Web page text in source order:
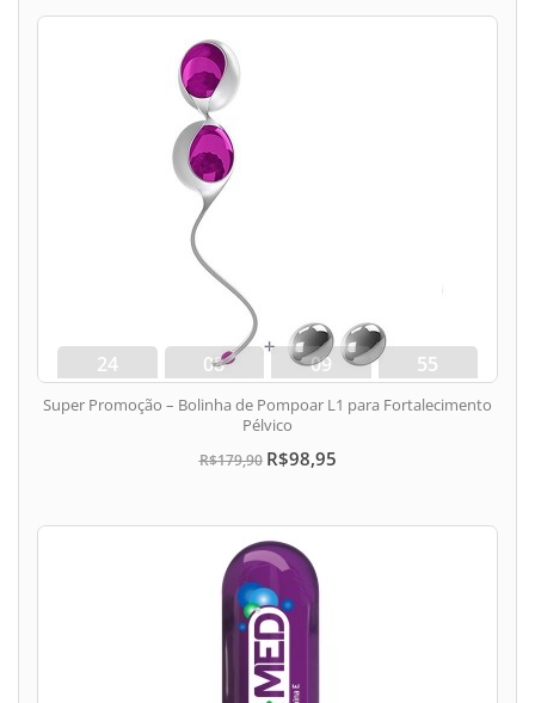
24
dias
08
hora
09
min
54
seg
Super Promoção – Bolinha de Pompoar L1 para Fortalecimento
Pélvico
R$179,90 R$98,95